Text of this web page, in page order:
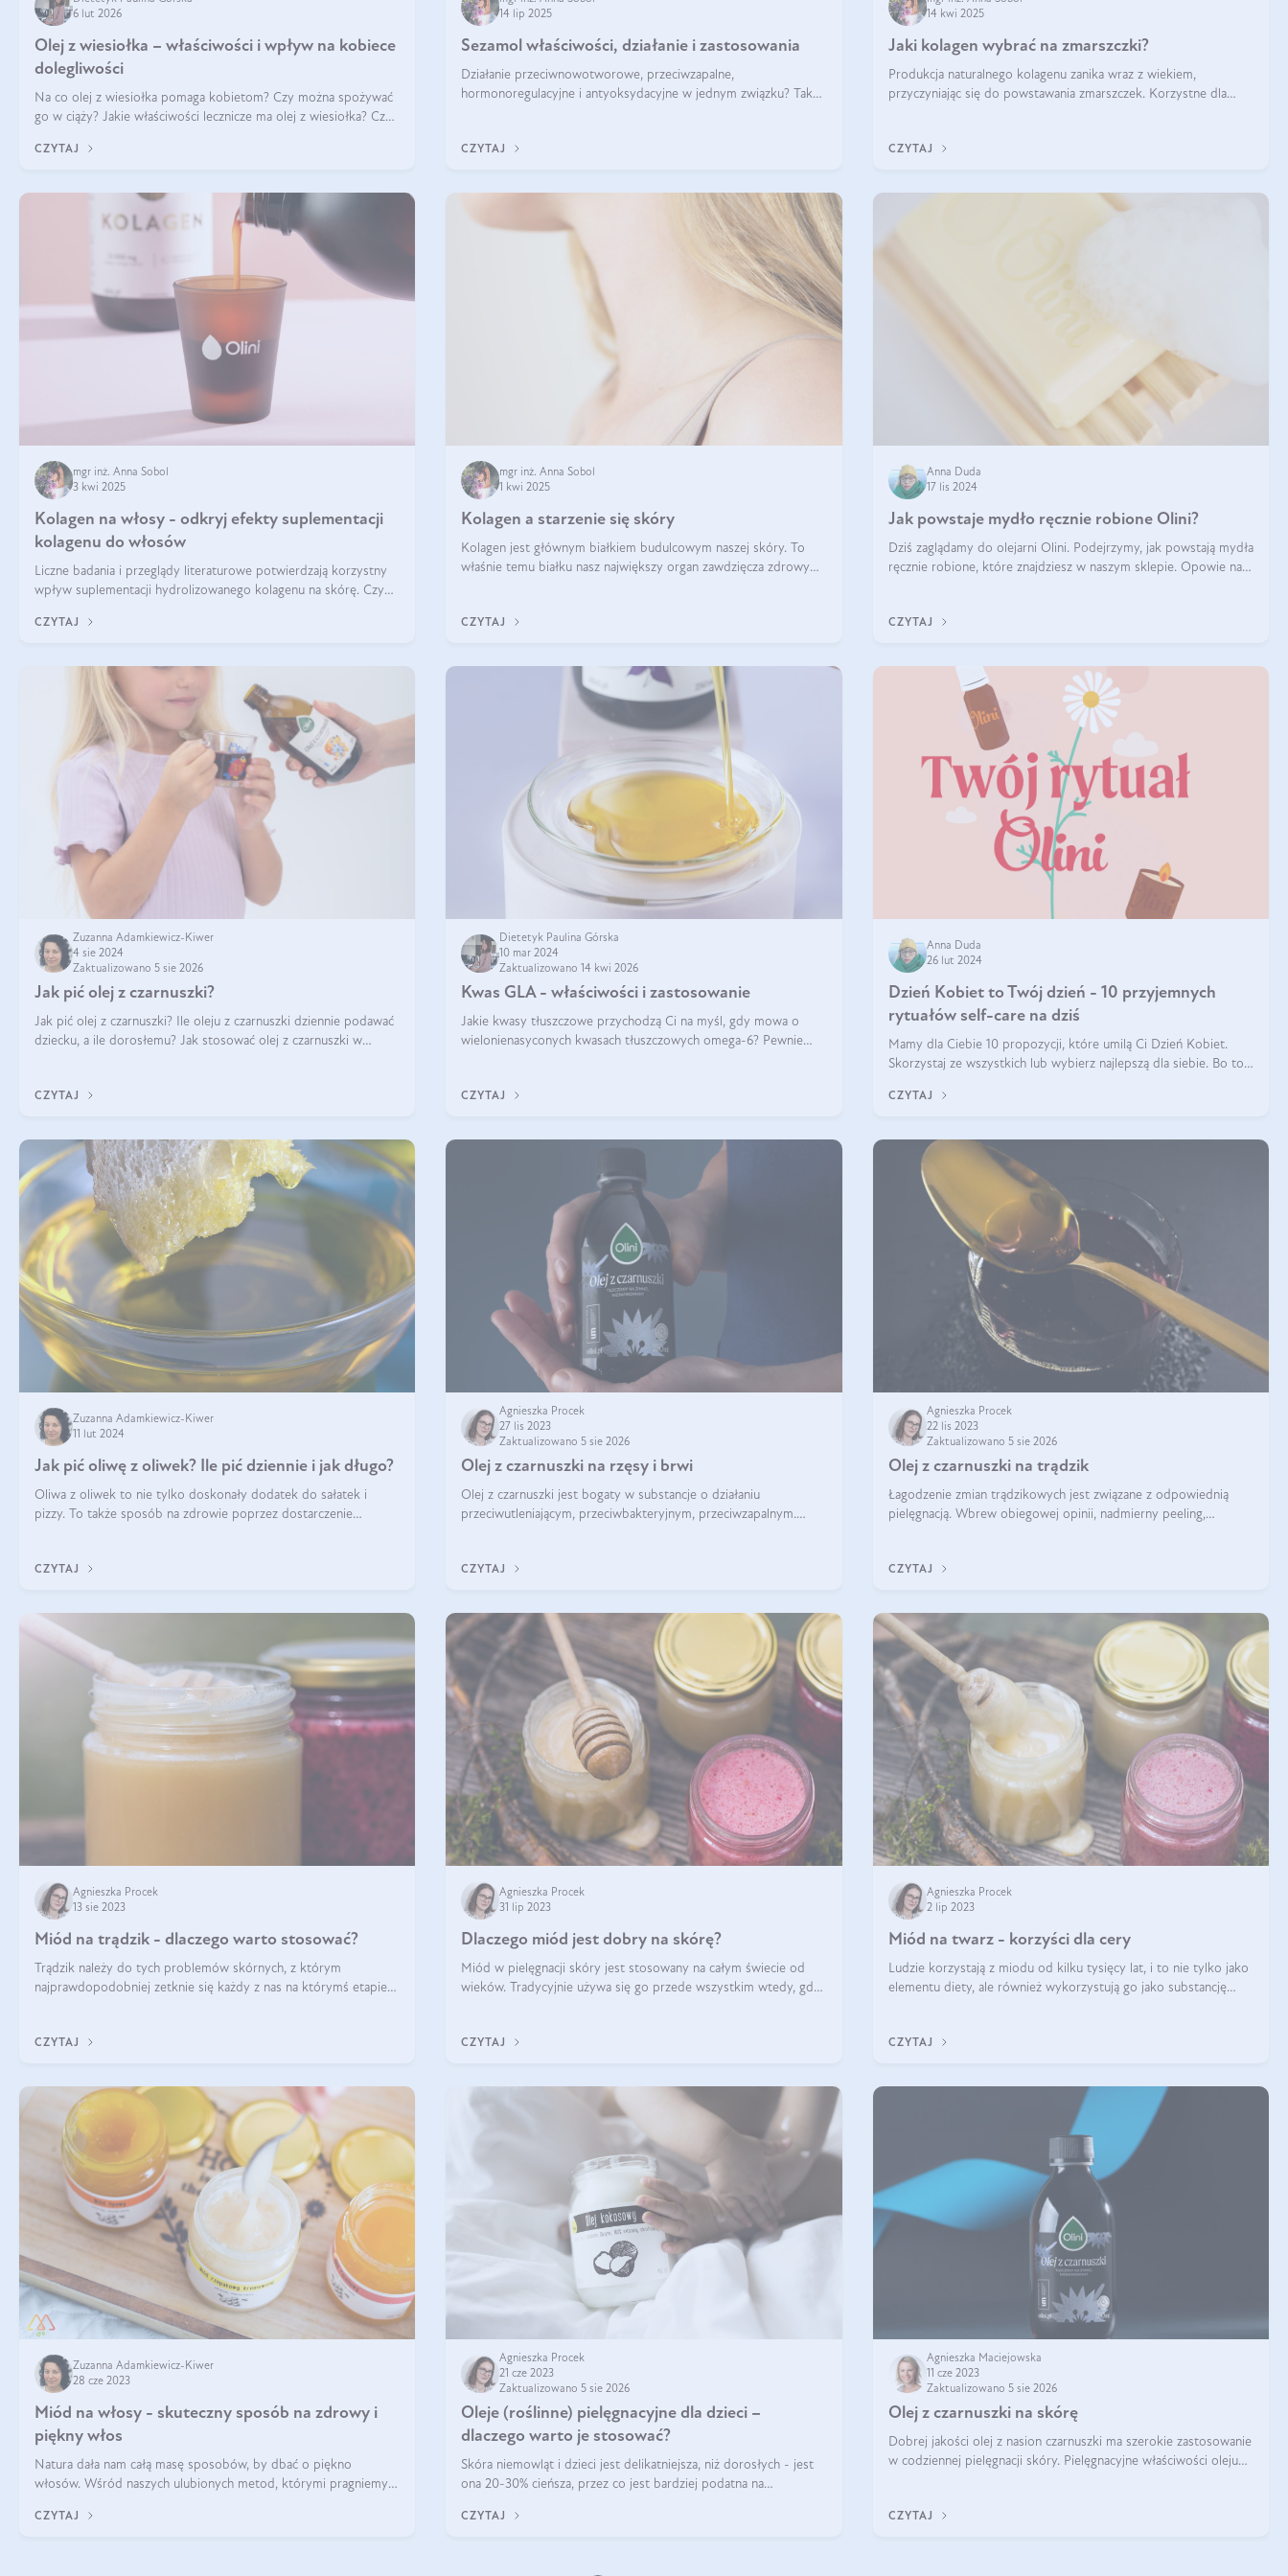
6 lut 2026
Olej z wiesiołka – właściwości i wpływ na kobiece
dolegliwości
Na co olej z wiesiołka pomaga kobietom? Czy można spożywać
go w ciąży? Jakie właściwości lecznicze ma olej z wiesiołka? Czy
efekty? Jaka jes
CZYTAJ
14 lip 2025
Sezamol właściwości, działanie i zastosowania
Działanie przeciwnowotworowe, przeciwzapalne,
hormonoregulacyjne i antyoksydacyjne w jednym związku? Tak
swojej diety — być może to pierwsza ok
CZYTAJ
14 kwi 2025
Jaki kolagen wybrać na zmarszczki?
Produkcja naturalnego kolagenu zanika wraz z wiekiem,
przyczyniając się do powstawania zmarszczek. Korzystne dla
CZYTAJ
mgr inż. Anna Sobol
3 kwi 2025
Kolagen na włosy - odkryj efekty suplementacji
kolagenu do włosów
Liczne badania i przeglądy literaturowe potwierdzają korzystny
wpływ suplementacji hydrolizowanego kolagenu na skórę. Czy
CZYTAJ
mgr inż. Anna Sobol
1 kwi 2025
Kolagen a starzenie się skóry
Kolagen jest głównym białkiem budulcowym naszej skóry. To
właśnie temu białku nasz największy organ zawdzięcza zdrowy
CZYTAJ
Anna Duda
17 lis 2024
Jak powstaje mydło ręcznie robione Olini?
Dziś zaglądamy do olejarni Olini. Podejrzymy, jak powstają mydła
ręcznie robione, które znajdziesz w naszym sklepie. Opowie nam
CZYTAJ
Zuzanna Adamkiewicz-Kiwer
4 sie 2024
Zaktualizowano 5 sie 2026
Jak pić olej z czarnuszki?
Jak pić olej z czarnuszki? Ile oleju z czarnuszki dziennie podawać
dziecku, a ile dorosłemu? Jak stosować olej z czarnuszki w
CZYTAJ
Dietetyk Paulina Górska
10 mar 2024
Zaktualizowano 14 kwi 2026
Kwas GLA - właściwości i zastosowanie
Jakie kwasy tłuszczowe przychodzą Ci na myśl, gdy mowa o
wielonienasyconych kwasach tłuszczowych omega-6? Pewnie
CZYTAJ
Anna Duda
26 lut 2024
Dzień Kobiet to Twój dzień - 10 przyjemnych
rytuałów self-care na dziś
Mamy dla Ciebie 10 propozycji, które umilą Ci Dzień Kobiet.
Skorzystaj ze wszystkich lub wybierz najlepszą dla siebie. Bo to
CZYTAJ
Zuzanna Adamkiewicz-Kiwer
11 lut 2024
Jak pić oliwę z oliwek? Ile pić dziennie i jak długo?
Oliwa z oliwek to nie tylko doskonały dodatek do sałatek i
pizzy. To także sposób na zdrowie poprzez dostarczenie
CZYTAJ
Agnieszka Procek
27 lis 2023
Zaktualizowano 5 sie 2026
Olej z czarnuszki na rzęsy i brwi
Olej z czarnuszki jest bogaty w substancje o działaniu
przeciwutleniającym, przeciwbakteryjnym, przeciwzapalnym.
CZYTAJ
Agnieszka Procek
22 lis 2023
Zaktualizowano 5 sie 2026
Olej z czarnuszki na trądzik
Łagodzenie zmian trądzikowych jest związane z odpowiednią
pielęgnacją. Wbrew obiegowej opinii, nadmierny peeling,
CZYTAJ
Agnieszka Procek
13 sie 2023
Miód na trądzik - dlaczego warto stosować?
Trądzik należy do tych problemów skórnych, z którym
najprawdopodobniej zetknie się każdy z nas na którymś etapie
CZYTAJ
Agnieszka Procek
31 lip 2023
Dlaczego miód jest dobry na skórę?
Miód w pielęgnacji skóry jest stosowany na całym świecie od
wieków. Tradycyjnie używa się go przede wszystkim wtedy, gdy
CZYTAJ
Agnieszka Procek
2 lip 2023
Miód na twarz - korzyści dla cery
Ludzie korzystają z miodu od kilku tysięcy lat, i to nie tylko jako
elementu diety, ale również wykorzystują go jako substancję
CZYTAJ
Zuzanna Adamkiewicz-Kiwer
28 cze 2023
Miód na włosy - skuteczny sposób na zdrowy i
piękny włos
Natura dała nam całą masę sposobów, by dbać o piękno
włosów. Wśród naszych ulubionych metod, którymi pragniemy
włosy to kosmetyk, który
CZYTAJ
Agnieszka Procek
21 cze 2023
Zaktualizowano 5 sie 2026
Oleje (roślinne) pielęgnacyjne dla dzieci –
dlaczego warto je stosować?
Skóra niemowląt i dzieci jest delikatniejsza, niż dorosłych - jest
ona 20-30% cieńsza, przez co jest bardziej podatna na
dzieci jest bardzi
CZYTAJ
Agnieszka Maciejowska
11 cze 2023
Zaktualizowano 5 sie 2026
Olej z czarnuszki na skórę
Dobrej jakości olej z nasion czarnuszki ma szerokie zastosowanie
w codziennej pielęgnacji skóry. Pielęgnacyjne właściwości oleju
CZYTAJ